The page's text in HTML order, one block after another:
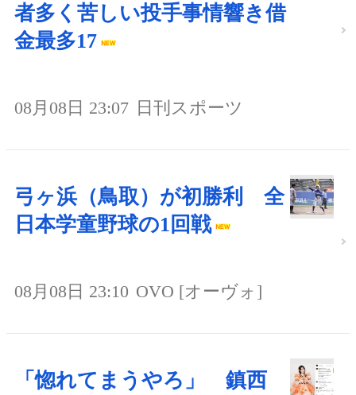
者多く苦しい投手事情響き借
金最多17
08月08日 23:07 日刊スポーツ
弓ヶ浜（鳥取）が初勝利 全
日本学童野球の1回戦
08月08日 23:10 OVO [オーヴォ]
「惚れてまうやろ」 鎮西